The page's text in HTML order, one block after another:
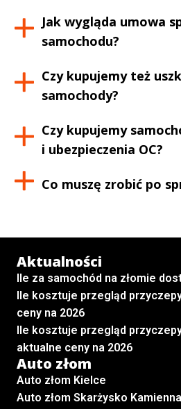
Jak wygląda umowa
samochodu?
Czy kupujemy też
samochody?
Czy kupujemy
i ubezpieczenia OC?
Co muszę zrobić po
Aktualności
Ile za samochód na złomie
Ile kosztuje przegląd
ceny na 2026
Ile kosztuje przegląd
aktualne ceny na 2026
Auto złom
Auto złom Kielce
Auto złom Skarżysko Kamienna